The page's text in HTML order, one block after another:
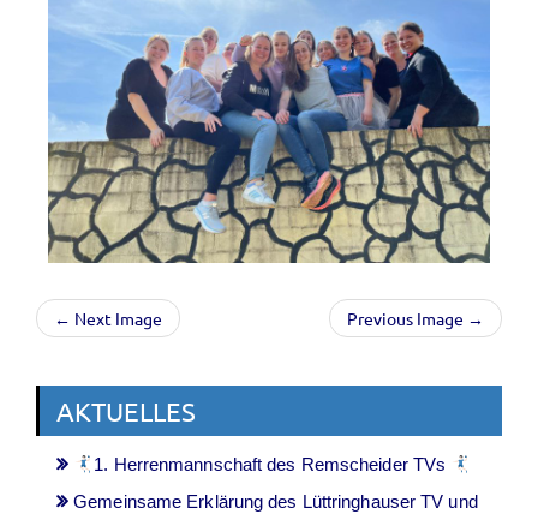
← Next Image Previous Image →
AKTUELLES
1. Herrenmannschaft des Remscheider TVs
Gemeinsame Erklärung des Lüttringhauser TV und